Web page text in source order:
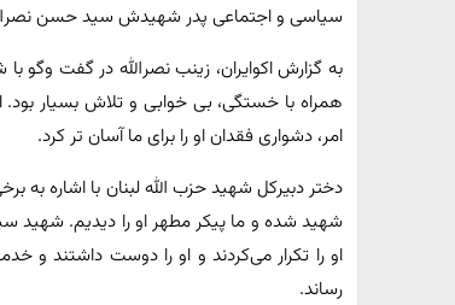
سیاسی و اجتماعی پدر شهیدش سید حسن
به گزارش اکوایران، زینب نصرالله در گفت وگو
همراه با خستگی، بی خوابی و تلاش بسیار
امر، دشواری فقدان او را برای ما آسان تر کرد.
دختر دبیرکل شهید حزب الله لبنان با اشاره به
شهید شده و ما پیکر مطهر او را دیدیم. شهید
او را تکرار می‌کردند و او را دوست داشتند و
رساند.